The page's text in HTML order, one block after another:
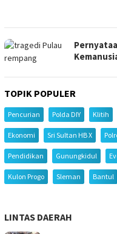
TOPIK POPULER
Pencurian Polda DIY Klitih
Ekonomi Sri Sultan HB X
Pendidikan Gunungkidul
Kulon Progo Sleman Bantul
LINTAS DAERAH